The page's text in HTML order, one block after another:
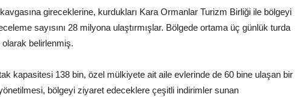
gireceklerine, kurdukları Kara Ormanlar Turizm Birliği ile bölgeyi
sayısını 28 milyona ulaştırmışlar. Bölgede ortama üç günlük turda
olarak belirlenmiş.
kapasitesi 138 bin, özel mülkiyete ait aile evlerinde de 60 bine ulaşan bir
bölgeyi ziyaret edeceklere çeşitli indirimler sunan